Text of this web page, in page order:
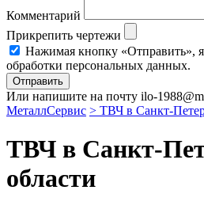
Комментарий
Прикрепить чертежи
Нажимая кнопку «Отправить»,
обработки персональных данных.
Отправить
Или напишите на почту ilo-
МеталлСервис > ТВЧ в Санкт-
ТВЧ в Санкт-
области